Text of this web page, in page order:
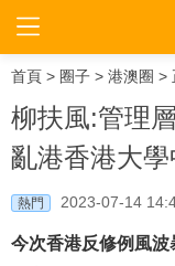
首頁 > 圈子 > 港澳圈 >
柳扶風:管理
亂港香港大
熱門 2023-07-14
今次香港反修例風